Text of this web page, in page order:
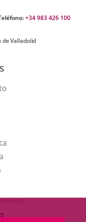
+34 983 426 100
Valladolid
LINK